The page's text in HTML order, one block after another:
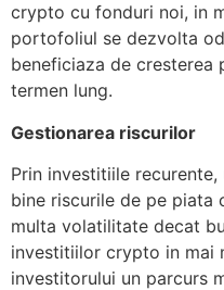
crypto cu fonduri noi, in
portofoliul se dezvolta
beneficiaza de
termen lung.
Gestionarea riscurilor
Prin investitiile
bine riscurile de pe piata
multa volatilitate decat
investitiilor crypto in mai
investitorului un parcurs